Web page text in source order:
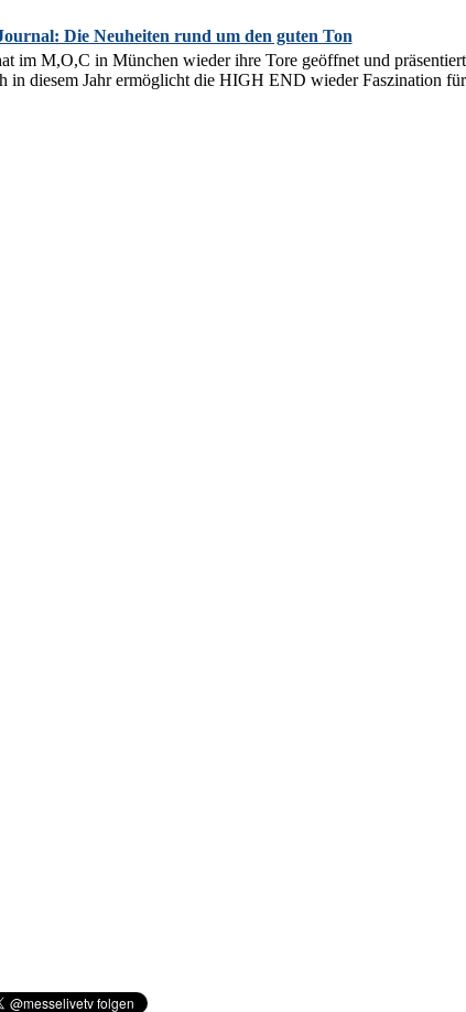
Die Neuheiten rund um den guten Ton
im M,O,C in München wieder ihre Tore geöffnet und
in diesem Jahr ermöglicht die HIGH END wieder Faszination